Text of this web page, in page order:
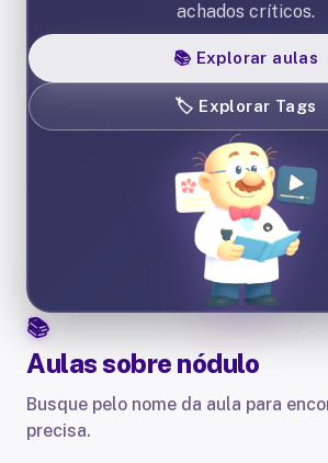
achados críticos.
📚 Explorar aulas
🏷️ Explorar Tags
Aulas sobre nódulo
Busque pelo nome da aula para
precisa.